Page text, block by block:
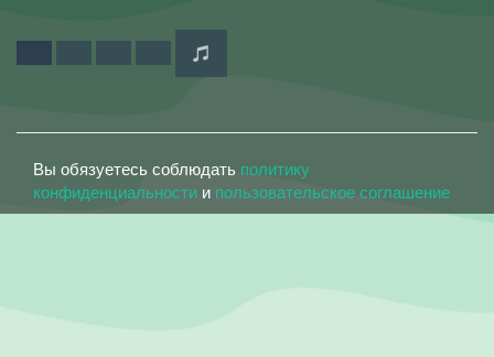
Вы обязуетесь соблюдать политику
конфиденциальности и пользовательское соглашение